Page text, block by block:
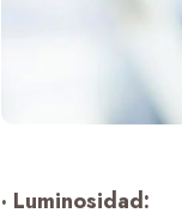
· Luminosidad: